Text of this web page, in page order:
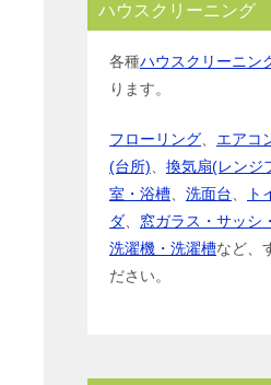
ハウスクリーニング
各種ハウスクリーニン
ります。
フローリング エアコ
(台所)
換気扇(レンジ
室・浴槽
洗面台 ト
ダ
窓ガラス・サッシ
洗濯機・洗濯槽など、
ださい。